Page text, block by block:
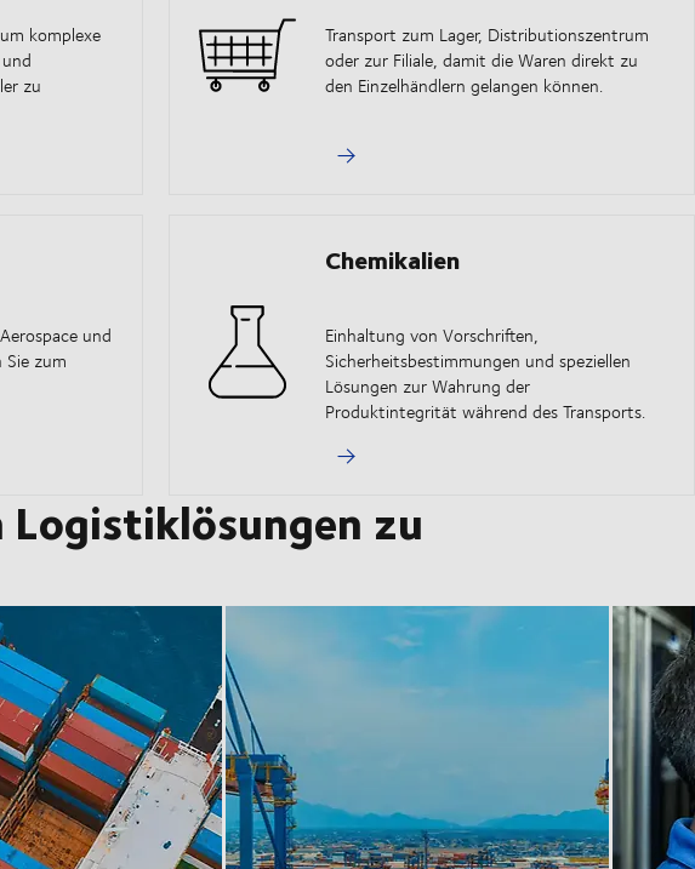
komplexe
zu
Transport zum Lager, Distributionszentrum
oder zur Filiale, damit die Waren direkt zu
den Einzelhändlern gelangen können.
und
zum
Chemikalien
Einhaltung von Vorschriften,
Sicherheitsbestimmungen und speziellen
Lösungen zur Wahrung der
Produktintegrität während des Transports.
zu